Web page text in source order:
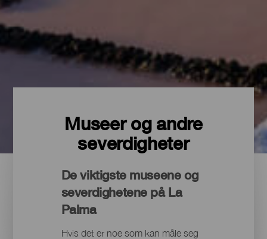
Museer og andre
severdigheter
De viktigste museene og
severdighetene på La
Palma
Hvis det er noe som kan måle seg